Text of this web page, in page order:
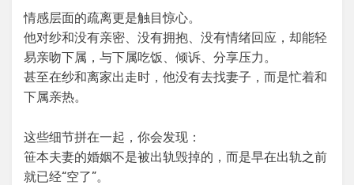
情感层面的疏离更是触目惊心。
他对纱和没有亲密、没有拥抱、没有情绪回应，却能轻
易亲吻下属，与下属吃饭、倾诉、分享压力。
甚至在纱和离家出走时，他没有去找妻子，而是忙着和
下属亲热。
这些细节拼在一起，你会发现：
笹本夫妻的婚姻不是被出轨毁掉的，而是早在出轨之前
就已经“空了”。